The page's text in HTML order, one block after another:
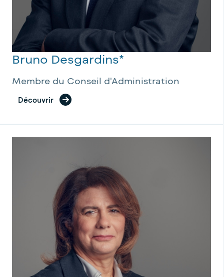
Bruno Desgardins*
Membre du Conseil d'Administration
Découvrir